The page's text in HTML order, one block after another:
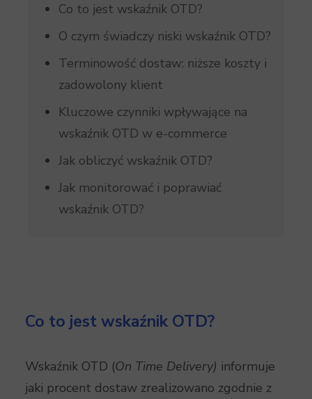
Co to jest wskaźnik OTD?
O czym świadczy niski wskaźnik OTD?
Terminowość dostaw: niższe koszty i
zadowolony klient
Kluczowe czynniki wpływające na
wskaźnik OTD w e-commerce
Jak obliczyć wskaźnik OTD?
Jak monitorować i poprawiać
wskaźnik OTD?
Co to jest wskaźnik OTD?
Wskaźnik OTD (On Time Delivery) informuje
jaki procent dostaw zrealizowano zgodnie z